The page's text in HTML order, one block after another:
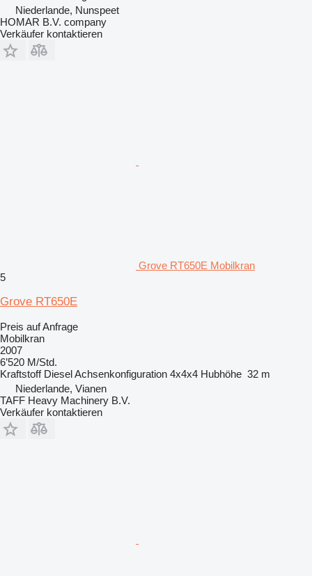
Niederlande, Nunspeet
HOMAR B.V. company
Verkäufer kontaktieren
Grove RT650E Mobilkran
5
Grove RT650E
Preis auf Anfrage
Mobilkran
2007
6’520 M/Std.
Kraftstoff DieselAchsenkonfiguration 4x4x4 Hubhöhe 32 m
Niederlande, Vianen
TAFF Heavy Machinery B.V.
Verkäufer kontaktieren